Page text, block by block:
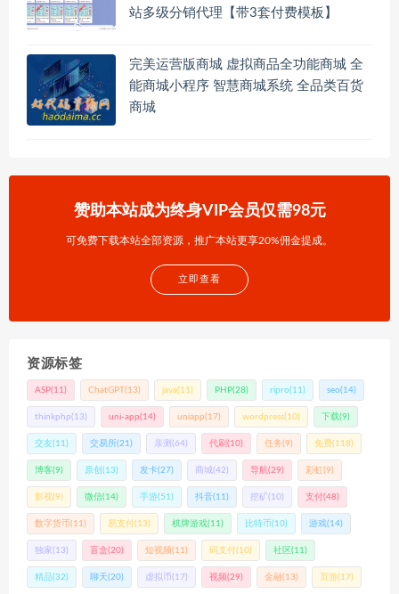
站多级分销代理【带3套付费模板】
完美运营版商城 虚拟商品全功能商城 全
能商城小程序 智慧商城系统 全品类百货
商城
赞助本站成为终身VIP会员仅需98元
可免费下载本站全部资源，推广本站更享20%佣金提成。
立即查看
资源标签
ASP(11) ChatGPT(13) java(11) PHP(28) ripro(11) seo(14)
thinkphp(13) uni-app(14) uniapp(17) wordpress(10) 下载(9)
交友(11) 交易所(21) 亲测 (64) 代刷 (10) 任务(9) 免费(118)
博客(9) 原创 (13) 发卡(27) 商城(42) 导航(29) 彩虹(9)
影视(9) 微信(14) 手游(51) 抖音(11) 挖矿(10) 支付(48)
数字货币(11) 易支付(13) 棋牌游戏(11) 比特币(10) 游戏(14)
独家(13) 盲盒(20) 短视频(11) 码支付(10) 社区(11)
精品(32) 聊天(20) 虚拟币(17) 视频(29) 金融(13) 页游(17)